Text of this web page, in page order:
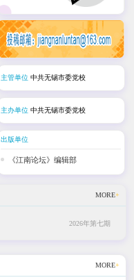
主管单位 中共无锡市委党校
主办单位 中共无锡市委党校
出版单位
《江南论坛》编辑部
MORE+
2026年第七期
MORE+